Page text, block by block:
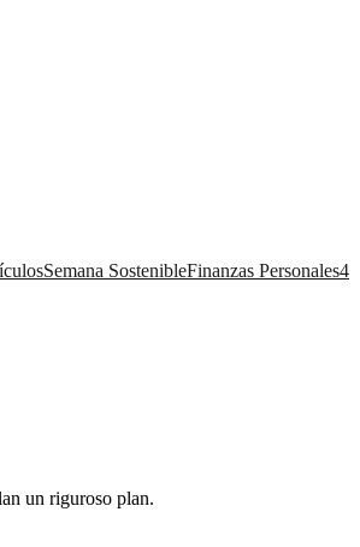
Semana SostenibleFinanzas Personales4
un riguroso plan.